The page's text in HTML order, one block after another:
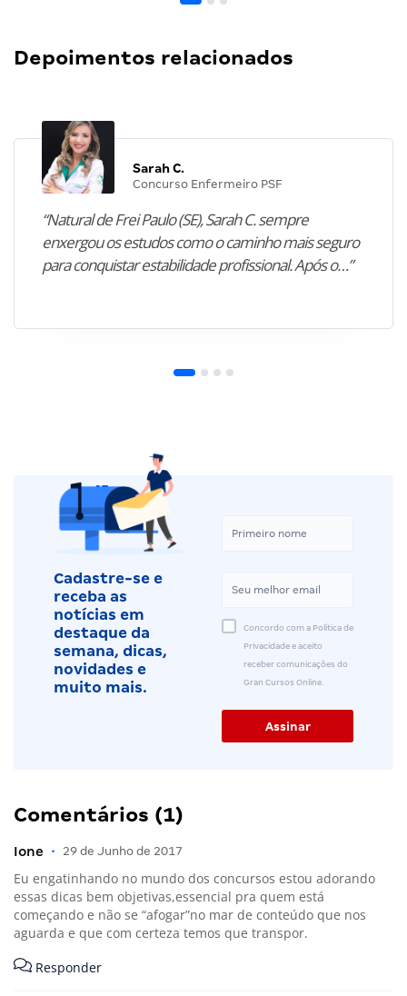
Depoimentos relacionados
Sarah C.
Concurso Enfermeiro PSF
“Natural de Frei Paulo (SE), Sarah C. sempre
enxergou os estudos como o caminho mais seguro
para conquistar estabilidade profissional. Após o…”
Cadastre-se e
receba as
notícias em
destaque da
semana, dicas,
novidades e
muito mais.
Concordo com a Política de
Privacidade e aceito
receber comunicações do
Gran Cursos Online.
Comentários (1)
Ione • 29 de Junho de 2017
Eu engatinhando no mundo dos concursos estou adorando
essas dicas bem objetivas,essencial pra quem está
começando e não se “afogar”no mar de conteúdo que nos
aguarda e que com certeza temos que transpor.
Responder